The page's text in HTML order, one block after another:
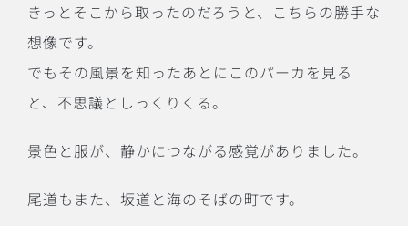
きっとそこから取ったのだろうと、こちらの勝手な
想像です。
でもその風景を知ったあとにこのパーカを見る
と、不思議としっくりくる。
景色と服が、静かにつながる感覚がありました。
尾道もまた、坂道と海のそばの町です。